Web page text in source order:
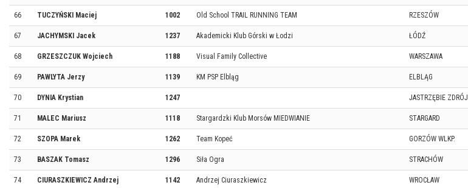
66 TUCZYŃSKI Maciej 1002 Old School TRAIL RUNNING TEAM RZESZÓW
67 JACHYMSKI Jacek 1237 Akademicki Klub Górski w Łodzi ŁÓDŹ
68 GRZESZCZUK Wojciech 1188 Visual Family Collective WARSZAWA
69 PAWLYTA Jerzy 1139 KM PSP Elbląg ELBLĄG
70 DYNIA Krystian 1247 JASTRZĘBIE ZDRÓJ
71 MALEC Mariusz 1118 Stargardzki Klub Morsów MIEDWIANIE STARGARD
72 SZOPA Marek 1262 Team Kopeć GORZÓW WLKP.
73 BASZAK Tomasz 1296 Siła Ogra STRACHÓW
74 CIURASZKIEWICZ Andrzej 1142 Andrzej Ciuraszkiewicz WROCŁAW